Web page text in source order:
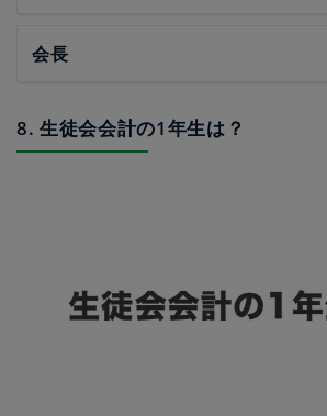
会長
8. 生徒会会計の1年生は？